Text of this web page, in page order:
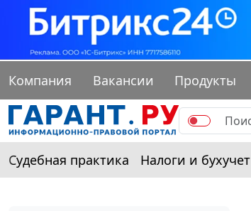
Компания Вакансии Продукты
Судебная практика Налоги и бухучет